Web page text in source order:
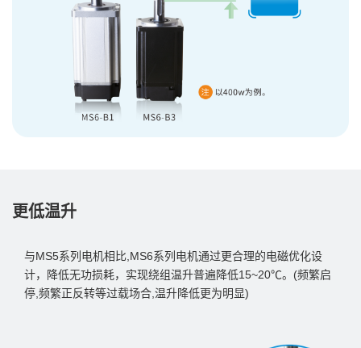
更低温升
与MS5系列电机相⽐,MS6系列电机通过更合理的电磁优化设
计，降低⽆功损耗，实现绕组温升普遍降低15~20℃。(频繁启
停,频繁正反转等过载场合,温升降低更为明显)